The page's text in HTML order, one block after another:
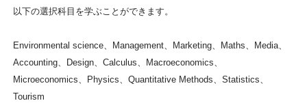
以下の選択科目を学ぶことができます。
Environmental science、Management、Marketing、Maths、Media、
Accounting、Design、Calculus、Macroeconomics、
Microeconomics、Physics、Quantitative Methods、Statistics、
Tourism